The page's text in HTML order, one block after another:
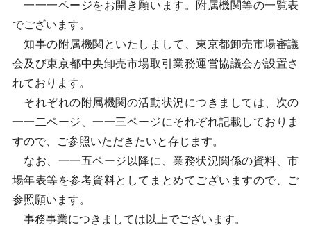
一一一ページをお開き願います。附属機関等の一覧表
でございます。
知事の附属機関といたしまして、東京都卸売市場審議
会及び東京都中央卸売市場取引業務運営協議会が設置さ
れております。
それぞれの附属機関の活動状況につきましては、次の
一一二ページ、一一三ページにそれぞれ記載しておりま
すので、ご参照いただきたいと存じます。
なお、一一五ページ以降に、業務状況関係の資料、市
場年表等を参考資料としてまとめてございますので、ご
参照願います。
事務事業につきましては以上でございます。